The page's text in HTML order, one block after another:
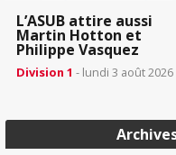
L’ASUB attire aussi
Martin Hotton et
Philippe Vasquez
Division 1 - lundi 3 août 2026